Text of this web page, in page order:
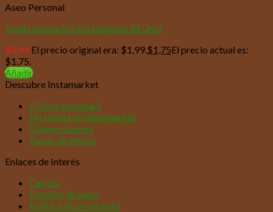
Aseo Personal
Toalla Sanitaria Diva Delgada 10 Unid
$1,99 El precio original era: $1,99.$1,75El precio actual es:
$1,75.
Añadir
Descubre Instamarket
¿Cómo comprar?
Mi cuenta en Instamarket
Quienes Somos
Zonas de envíos
Enlaces de Interés
Carrito
Detalles de pago
Política de privacidad